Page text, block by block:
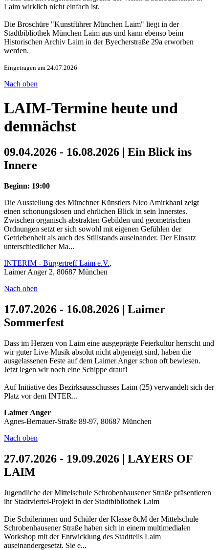
Laim wirklich nicht einfach ist.
Die Broschüre "Kunstführer München Laim" liegt in der
Stadtbibliothek München Laim aus und kann ebenso beim
Historischen Archiv Laim in der Byecherstraße 29a erworben
werden.
Eingetragen am 24.07.2026
Nach oben
LAIM-Termine heute und
demnächst
09.04.2026 - 16.08.2026 | Ein Blick ins
Innere
Beginn: 19:00
Die Ausstellung des Münchner Künstlers Nico Amirkhani zeigt
einen schonungslosen und ehrlichen Blick in sein Innerstes.
Zwischen organisch-abstrakten Gebilden und geometrischen
Ordnungen setzt er sich sowohl mit eigenen Gefühlen der
Getriebenheit als auch des Stillstands auseinander. Der Einsatz
unterschiedlicher Ma...
INTERIM - Bürgertreff Laim e.V.,
Laimer Anger 2, 80687 München
Nach oben
17.07.2026 - 16.08.2026 | Laimer
Sommerfest
Dass im Herzen von Laim eine ausgeprägte Feierkultur herrscht und
wir guter Live-Musik absolut nicht abgeneigt sind, haben die
ausgelassenen Feste auf dem Laimer Anger schon oft bewiesen.
Jetzt legen wir noch eine Schippe drauf!
Auf Initiative des Bezirksausschusses Laim (25) verwandelt sich der
Platz vor dem INTER...
Laimer Anger
Agnes-Bernauer-Straße 89-97, 80687 München
Nach oben
27.07.2026 - 19.09.2026 | LAYERS OF
LAIM
Jugendliche der Mittelschule Schrobenhausener Straße präsentieren
ihr Stadtviertel-Projekt in der Stadtbibliothek Laim
Die Schülerinnen und Schüler der Klasse 8cM der Mittelschule
Schrobenhausener Straße haben sich in einem multimedialen
Workshop mit der Entwicklung des Stadtteils Laim
auseinandergesetzt. Sie e...